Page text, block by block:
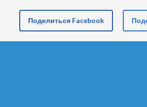
Поделиться Facebook